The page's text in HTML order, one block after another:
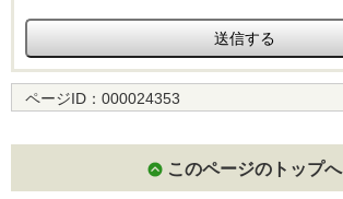
ページID： 000024353
このページのトップへ